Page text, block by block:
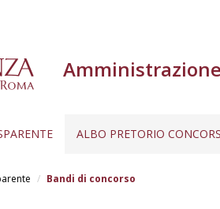
ALBO PRETORIO
Bandi di concorso